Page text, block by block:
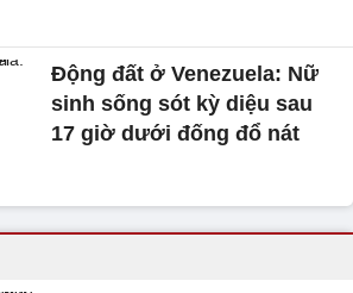
Động đất ở Venezuela: Nữ
sinh sống sót kỳ diệu sau
17 giờ dưới đống đổ nát